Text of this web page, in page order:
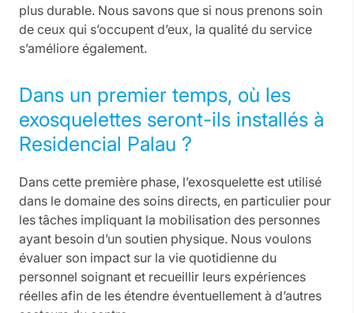
plus durable. Nous savons que si nous prenons soin
de ceux qui s’occupent d’eux, la qualité du service
s’améliore également.
Dans un premier temps, où les
exosquelettes seront-ils installés à
Residencial Palau ?
Dans cette première phase, l’exosquelette est utilisé
dans le domaine des soins directs, en particulier pour
les tâches impliquant la mobilisation des personnes
ayant besoin d’un soutien physique. Nous voulons
évaluer son impact sur la vie quotidienne du
personnel soignant et recueillir leurs expériences
réelles afin de les étendre éventuellement à d’autres